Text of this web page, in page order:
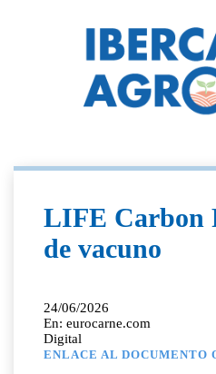
LIFE Carbon
de vacuno
24/06/2026
En: eurocarne.com
Digital
ENLACE AL DOCUMENTO